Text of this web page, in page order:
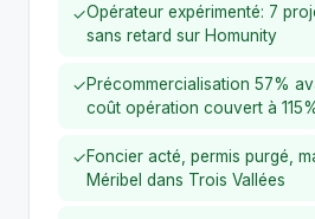
✓Opérateur expérimenté: 7
sans retard sur Homunity
✓Précommercialisation 57%
coût opération couvert à
✓Foncier acté, permis purgé,
Méribel dans Trois Vallées